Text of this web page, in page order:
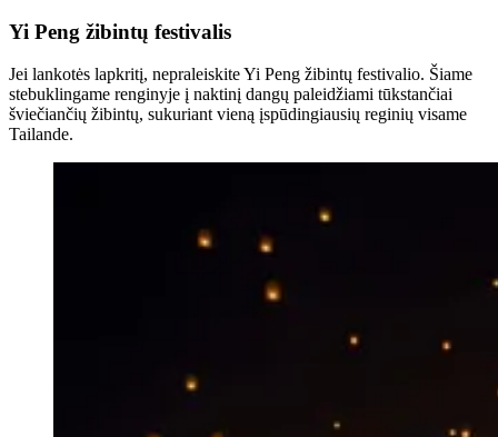
Yi Peng žibintų festivalis
Jei lankotės lapkritį, nepraleiskite Yi Peng žibintų festivalio. Šiame
stebuklingame renginyje į naktinį dangų paleidžiami tūkstančiai
šviečiančių žibintų, sukuriant vieną įspūdingiausių reginių visame
Tailande.